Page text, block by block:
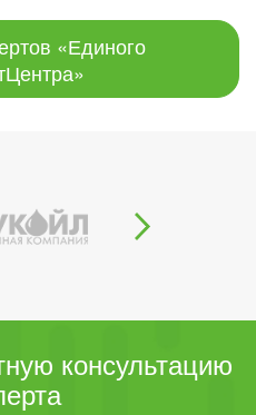
«Единого
консультацию